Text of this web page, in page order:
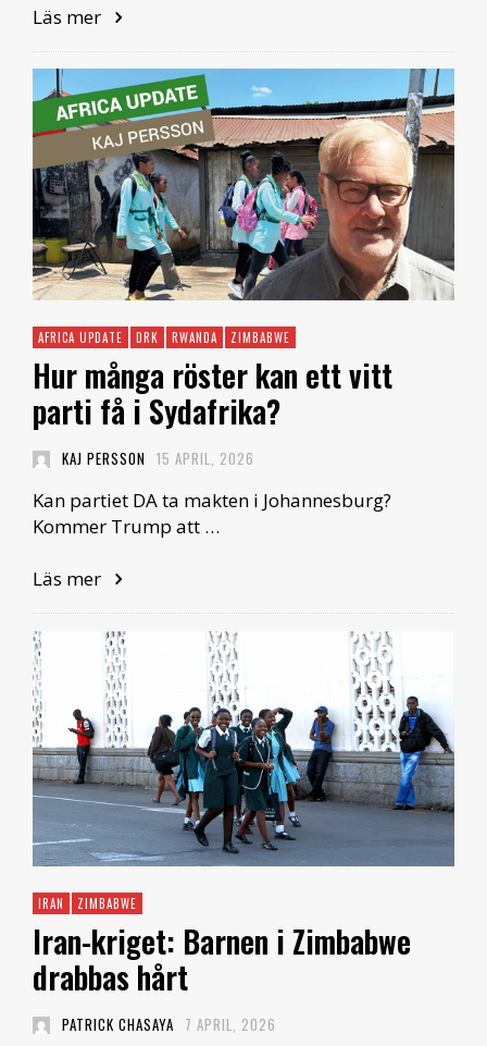
Läs mer
AFRICA UPDATE DRK RWANDA ZIMBABWE
Hur många röster kan ett vitt
parti få i Sydafrika?
KAJ PERSSON 15 APRIL, 2026
Kan partiet DA ta makten i Johannesburg?
Kommer Trump att …
Läs mer
IRAN ZIMBABWE
Iran-kriget: Barnen i Zimbabwe
drabbas hårt
PATRICK CHASAYA 7 APRIL, 2026